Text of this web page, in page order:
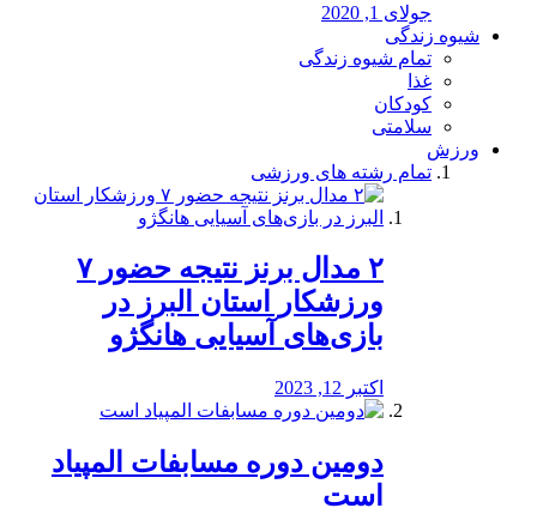
جولای 1, 2020
شیوه زندگی
تمام شیوه زندگی
غذا
کودکان
سلامتی
ورزش
تمام رشته های ورزشی
۲ مدال برنز نتیجه حضور ۷
ورزشکار استان البرز در
بازی‌های آسیایی هانگژو
اکتبر 12, 2023
دومین دوره مسابفات المپیاد
است